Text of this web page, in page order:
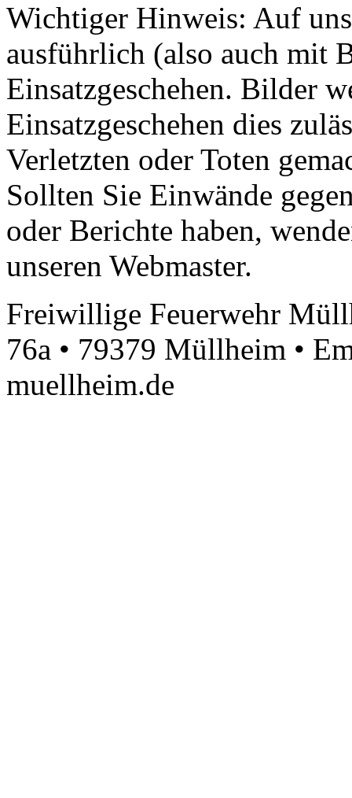
Wichtiger Hinweis: Auf
ausführlich (also auch mit
Einsatzgeschehen. Bilder
Einsatzgeschehen dies
Verletzten oder Toten
Sollten Sie Einwände
oder Berichte haben,
unseren Webmaster.
Freiwillige Feuerwehr
76a • 79379 Müllheim •
muellheim.de